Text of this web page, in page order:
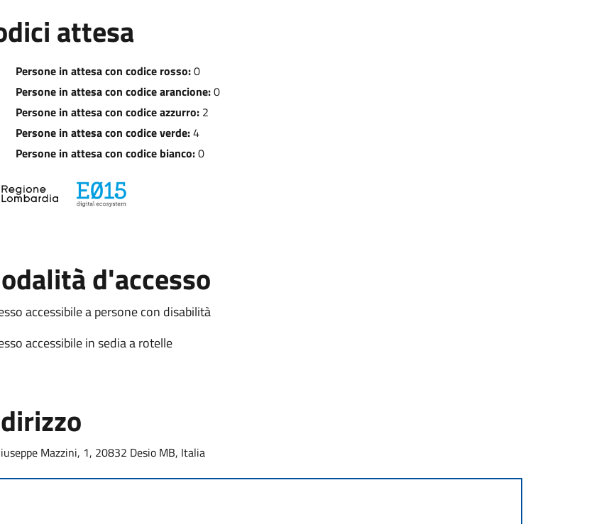
attesa
Persone in attesa con codice rosso:0
Persone in attesa con codice arancione:0
Persone in attesa con codice azzurro:2
Persone in attesa con codice verde:4
Persone in attesa con codice bianco:0
d'accesso
accessibile a persone con disabilità
accessibile in sedia a rotelle
Mazzini, 1, 20832 Desio MB, Italia